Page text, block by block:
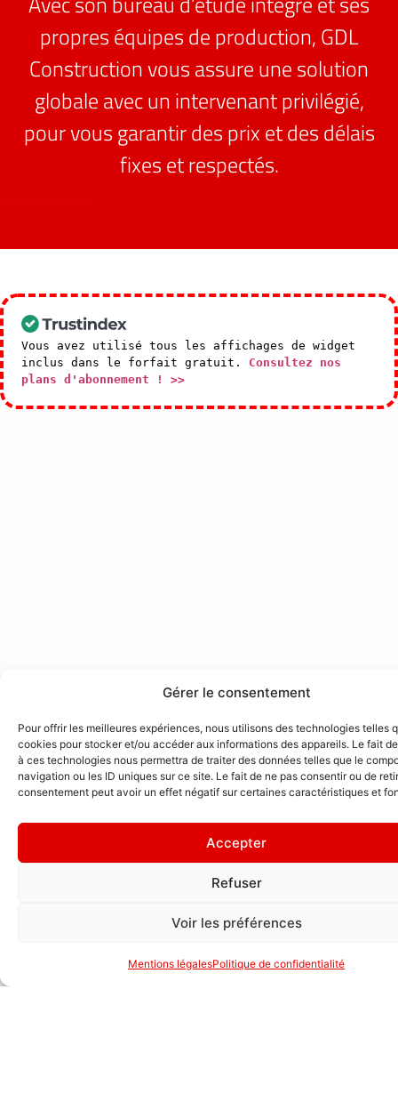
Gérer le consentement
Pour offrir les meilleures expériences, nous utilisons des technologies telles
cookies pour stocker et/ou accéder aux informations des appareils. Le fait
à ces technologies nous permettra de traiter des données telles que le
navigation ou les ID uniques sur ce site. Le fait de ne pas consentir ou de
consentement peut avoir un effet négatif sur certaines caractéristiques et
Accepter
Refuser
Voir les préférences
Mentions légalesPolitique de confidentialité
propres équipes de production, GDL
Construction vous assure une solution
globale avec un intervenant privilégié,
pour vous garantir des prix et des délais
fixes et respectés.
Vous avez utilisé tous les affichages de widget
inclus dans le forfait gratuit. Consultez nos
plans d'abonnement ! >>